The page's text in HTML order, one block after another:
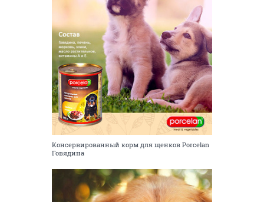
Консервированный корм для щенков Porcelan
Говядина